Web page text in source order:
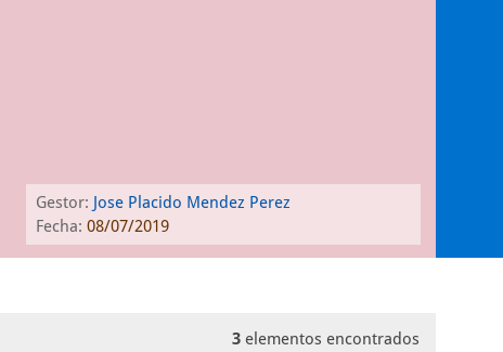
Gestor: Jose Placido Mendez Perez
Fecha: 08/07/2019
3 elementos encontrados